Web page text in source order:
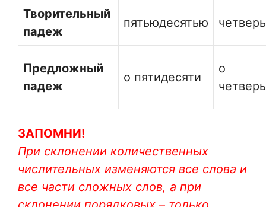
Творительный
падеж
пятьюдесятью
Предложный
падеж
о пятидесяти
о
ЗАПОМНИ!
При склонении количественных
числительных изменяются все слова и
все части сложных слов, а при